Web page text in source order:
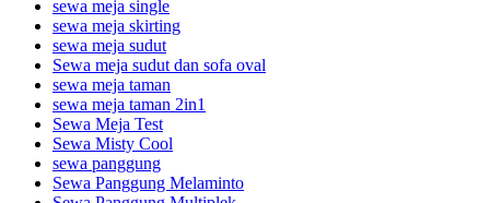
sewa meja single
sewa meja skirting
sewa meja sudut
Sewa meja sudut dan sofa oval
sewa meja taman
sewa meja taman 2in1
Sewa Meja Test
Sewa Misty Cool
sewa panggung
Sewa Panggung Melaminto